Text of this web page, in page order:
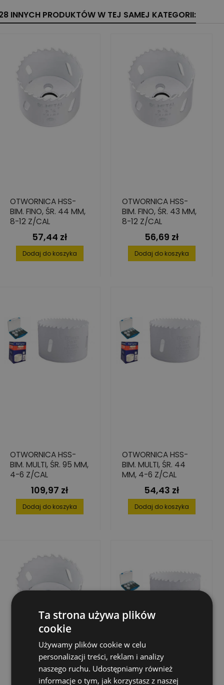
INNYCH PRODUKTÓW W TEJ SAMEJ KATEGORII:
OTWORNICA HSS-
BIM. FINO, ŚR. 44 MM,
8-12 Z/CAL
Cena
57,44 zł
Dodaj do koszyka
OTWORNICA HSS-
BIM. FINO, ŚR. 43 MM,
8-12 Z/CAL
Cena
56,69 zł
Dodaj do koszyka
OTWORNICA HSS-
BIM. MULTI, ŚR. 95 MM,
4-6 Z/CAL
Cena
109,97 zł
Dodaj do koszyka
OTWORNICA HSS-
BIM. MULTI, ŚR. 44
MM, 4-6 Z/CAL
Cena
54,43 zł
Dodaj do koszyka
Ta strona używa plików
cookie
Używamy plików cookie w celu
personalizacji treści, reklam i analizy
naszego ruchu. Udostępniamy również
informacje o tym, jak korzystasz z naszej